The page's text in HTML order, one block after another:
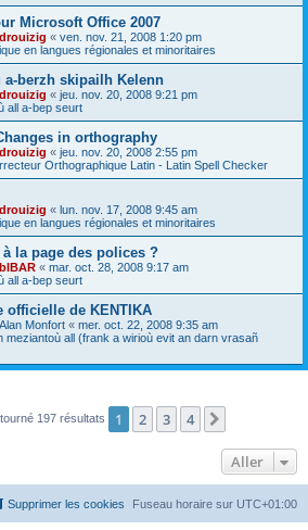
Microsoft Office 2007
drouizig « ven. nov. 21, 2008 1:20 pm
en langues régionales et minoritaires
a-berzh skipailh Kelenn
drouizig « jeu. nov. 20, 2008 9:21 pm
all a-bep seurt
in orthography
drouizig « jeu. nov. 20, 2008 2:55 pm
Orthographique Latin - Latin Spell Checker
drouizig « lun. nov. 17, 2008 9:45 am
en langues régionales et minoritaires
la page des polices ?
bIBAR « mar. oct. 28, 2008 9:17 am
all a-bep seurt
officielle de KENTIKA
Alan Monfort « mer. oct. 22, 2008 9:35 am
meziantoù all (frank a wirioù evit an darn vrasañ
197 résultats 1 2 3 4
Aller
Fuseau horaire sur UTC+01:00
Supprimer les cookies